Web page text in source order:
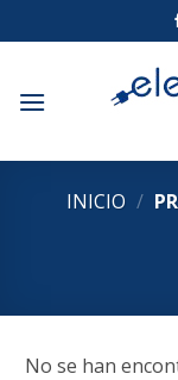
al
INICIO /
No se han